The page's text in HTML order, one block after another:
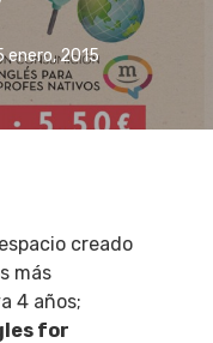
enero, 2015
creado
más
4 años;
for